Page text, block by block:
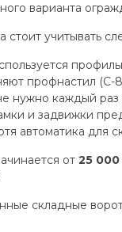
варианта
стоит учитывать
профнастил (С-
нужно каждый раз
и задвижки
автоматика для
от 25
складные